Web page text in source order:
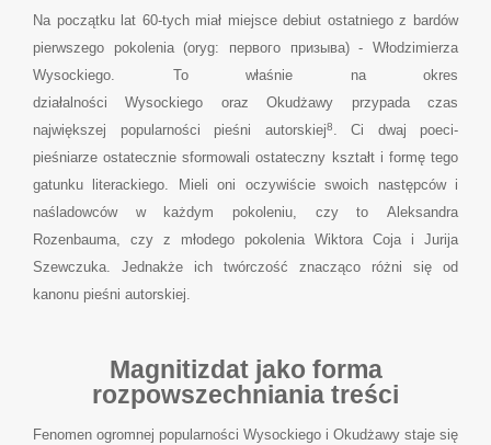
Na początku lat 60-tych miał miejsce debiut ostatniego z bardów
pierwszego pokolenia (oryg: первого призыва) - Włodzimierza
Wysockiego. To właśnie na okres
działalności Wysockiego oraz Okudżawy przypada czas
największej popularności pieśni autorskiej8. Ci dwaj poeci-
pieśniarze ostatecznie sformowali ostateczny kształt i formę tego
gatunku literackiego. Mieli oni oczywiście swoich następców i
naśladowców w każdym pokoleniu, czy to Aleksandra
Rozenbauma, czy z młodego pokolenia Wiktora Coja i Jurija
Szewczuka. Jednakże ich twórczość znacząco różni się od
kanonu pieśni autorskiej.
Magnitizdat jako forma
rozpowszechniania treści
Fenomen ogromnej popularności Wysockiego i Okudżawy staje się